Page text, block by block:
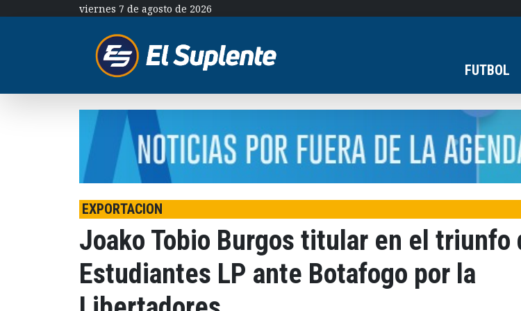
viernes 7 de agosto de 2026
FUTBOL
EXPORTACION
Joako Tobio Burgos titular en el triunfo
Estudiantes LP ante Botafogo por la